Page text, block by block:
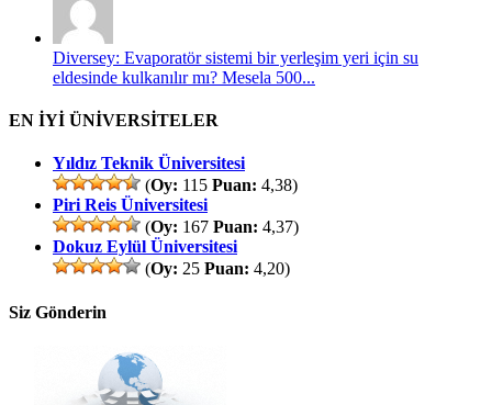
Diversey: Evaporatör sistemi bir yerleşim yeri için su
eldesinde kulkanılır mı? Mesela 500...
EN İYİ ÜNİVERSİTELER
Yıldız Teknik Üniversitesi
(Oy: 115 Puan: 4,38)
Piri Reis Üniversitesi
(Oy: 167 Puan: 4,37)
Dokuz Eylül Üniversitesi
(Oy: 25 Puan: 4,20)
Siz Gönderin